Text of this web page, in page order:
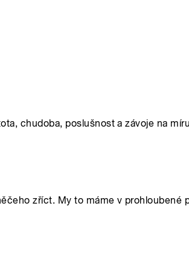
chudoba, poslušnost a závoje na míru
zříct. My to máme v prohloubené